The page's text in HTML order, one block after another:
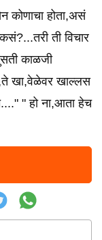
कोणाचा होता,असं
ती विचार
काळजी
खा,वेळेवर खाल्लस
" हो ना,आता हेच